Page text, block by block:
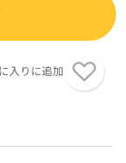
入りに追加